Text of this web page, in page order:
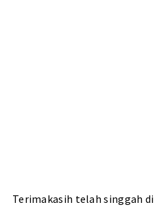
Terimakasih telah singgah